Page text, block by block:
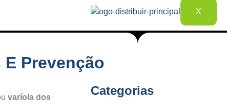
X
Prevenção
varíola dos
Categorias